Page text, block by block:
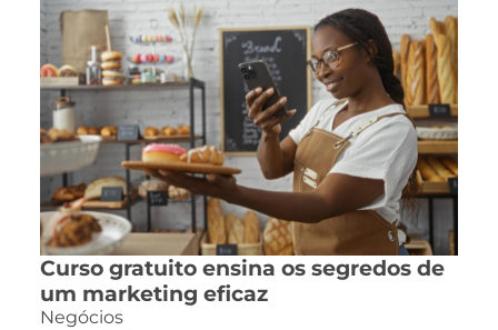
Curso gratuito ensina os segredos de
um marketing eficaz
Negócios